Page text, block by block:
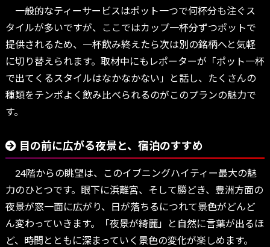
一般的なティーサービスはポット一つで何杯分も注ぐス
タイルが多いですが、ここではカップ一杯分ずつポットで
提供されるため、一杯飲み終えたら次は別の銘柄へと気軽
に切り替えられます。取材中にもレポーターが「ポット一杯
で出てくるスタイルはなかなかない」と話し、たくさんの
種類をテンポよく飲み比べられるのがこのプランの魅力で
す。
目の前に広がる夜景と、宿泊のすすめ
24階からの眺望は、このイブニングハイティー最大の魅
力のひとつです。眼下に浜離宮、そして勝どき、豊洲方面の
夜景が窓一面に広がり、日が落ちるにつれて景色がどんど
ん変わっていきます。「夜景が綺麗」と自然に言葉が出るほ
ど、時間とともに深まっていく景色の変化が楽しめます。